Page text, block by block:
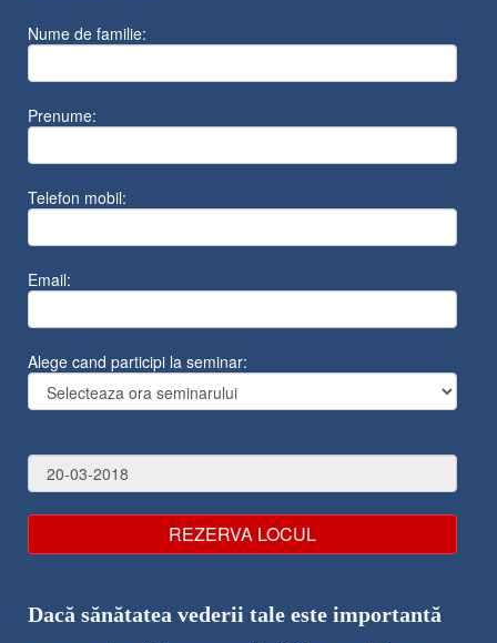
Nume de familie:
Prenume:
Telefon mobil:
Email:
Alege cand participi la seminar:
Dacă sănătatea vederii tale este importantă